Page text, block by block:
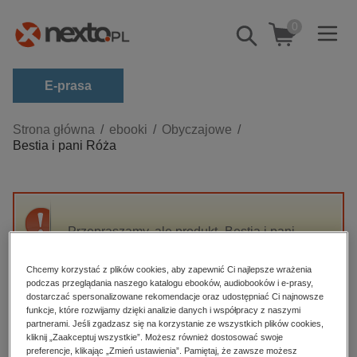
Pokaż/schowaj
wyszukiwarkę
0
E-prasa
Kategorie
Zobacz wszystkie E-prasa
budownictwo, aranżacja wnętrz
darmowe wydania
edukacja
hobby, sport, rozrywka
komputery, internet, technologie, informatyka
Strona główna ebooki
Obyczajowe
Bestia i pani Róża
Przepraszamy, ale produkt „Bestia i pani
High-contrast mode
Polecane
Chcemy korzystać z plików cookies, aby zapewnić Ci najlepsze wrażenia
podczas przeglądania naszego katalogu ebooków, audiobooków i e-prasy,
dostarczać spersonalizowane rekomendacje oraz udostępniać Ci najnowsze
funkcje, które rozwijamy dzięki analizie danych i współpracy z naszymi
partnerami. Jeśli zgadzasz się na korzystanie ze wszystkich plików cookies,
kliknij „Zaakceptuj wszystkie”. Możesz również dostosować swoje
preferencje, klikając „Zmień ustawienia”. Pamiętaj, że zawsze możesz